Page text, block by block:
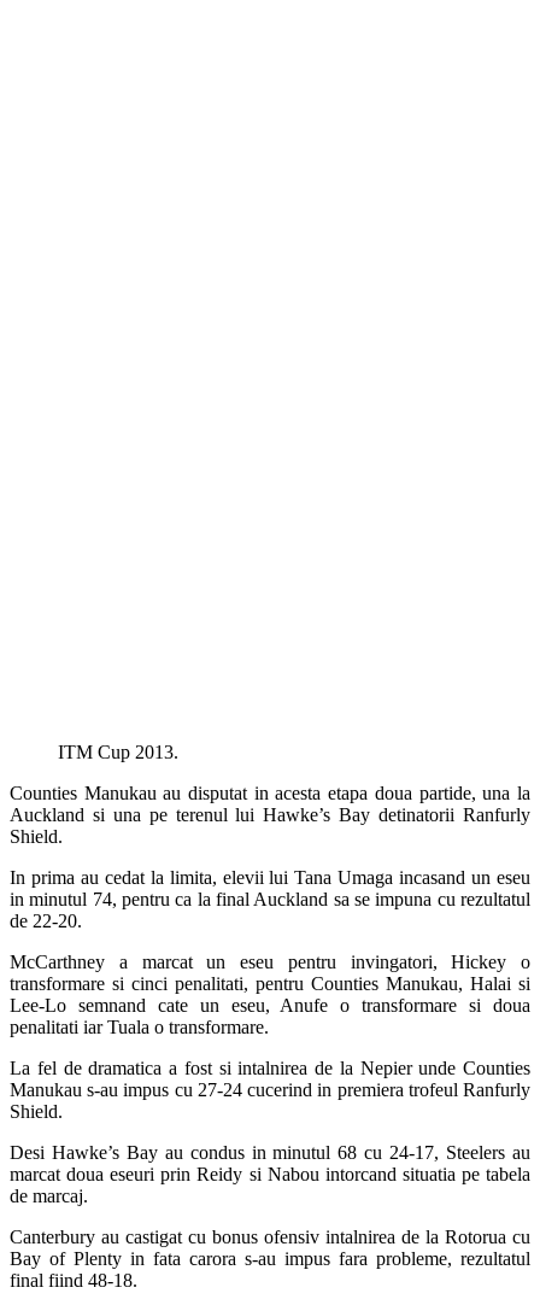
ITM Cup 2013.
Counties Manukau au disputat in acesta etapa doua partide, una la
Auckland si una pe terenul lui Hawke’s Bay detinatorii Ranfurly
Shield.
In prima au cedat la limita, elevii lui Tana Umaga incasand un eseu
in minutul 74, pentru ca la final Auckland sa se impuna cu rezultatul
de 22-20.
McCarthney a marcat un eseu pentru invingatori, Hickey o
transformare si cinci penalitati, pentru Counties Manukau, Halai si
Lee-Lo semnand cate un eseu, Anufe o transformare si doua
penalitati iar Tuala o transformare.
La fel de dramatica a fost si intalnirea de la Nepier unde Counties
Manukau s-au impus cu 27-24 cucerind in premiera trofeul Ranfurly
Shield.
Desi Hawke’s Bay au condus in minutul 68 cu 24-17, Steelers au
marcat doua eseuri prin Reidy si Nabou intorcand situatia pe tabela
de marcaj.
Canterbury au castigat cu bonus ofensiv intalnirea de la Rotorua cu
Bay of Plenty in fata carora s-au impus fara probleme, rezultatul
final fiind 48-18.